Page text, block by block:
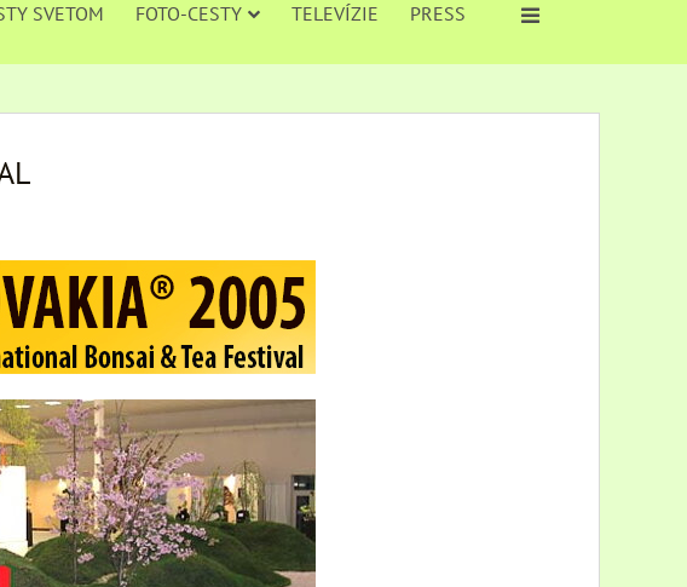
SVETOM FOTO-CESTY TELEVÍZIE PRESS